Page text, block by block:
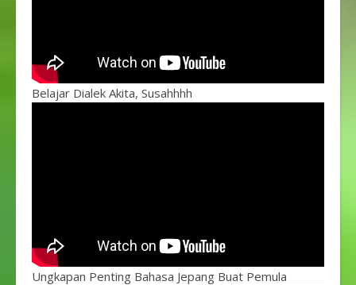
Belajar Dialek Akita, Susahhhh
Ungkapan Penting Bahasa Jepang Buat Pemula